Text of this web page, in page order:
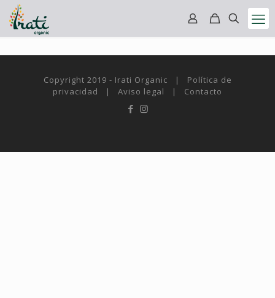
Copyright 2019 - Irati Organic | Política de
privacidad
| Aviso legal | Contacto